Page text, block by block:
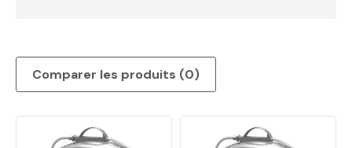
Comparer les produits (0)‎